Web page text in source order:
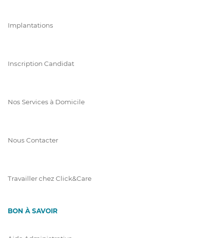
Implantations
Inscription Candidat
Nos Services à Domicile
Nous Contacter
Travailler chez Click&Care
BON À SAVOIR